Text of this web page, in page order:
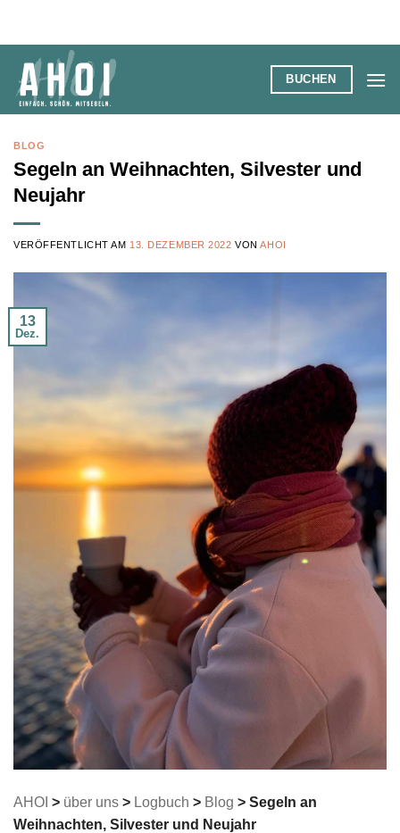
springen
BUCHEN
BLOG
Segeln an Weihnachten, Silvester und
Neujahr
VERÖFFENTLICHT AM 13. DEZEMBER 2022 VONAHOI
13
Dez.
AHOI > über uns > Logbuch > Blog > Segeln an
Weihnachten, Silvester und Neujahr